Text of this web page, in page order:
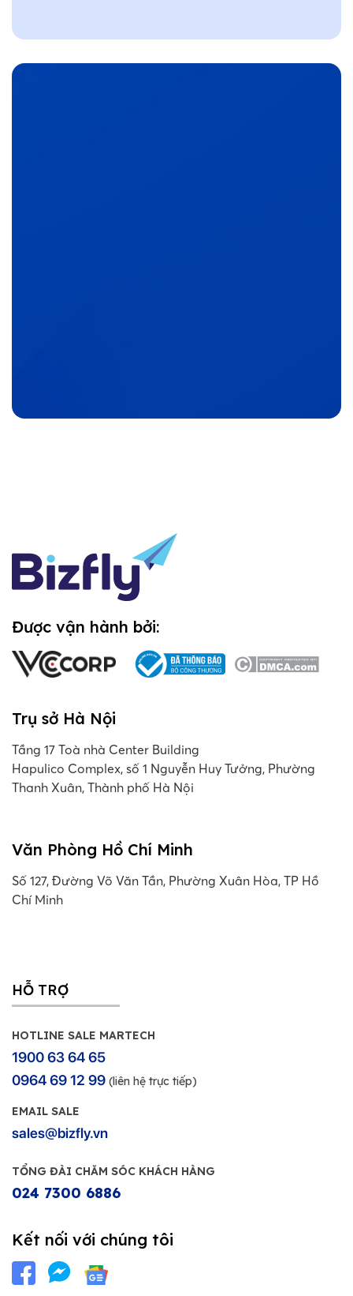
Được vận hành bởi:
Trụ sở Hà Nội
Tầng 17 Toà nhà Center Building
Hapulico Complex, số 1 Nguyễn Huy Tưởng, Phường
Thanh Xuân, Thành phố Hà Nội
Văn Phòng Hồ Chí Minh
Số 127, Đường Võ Văn Tần, Phường Xuân Hòa, TP Hồ
Chí Minh
HỖ TRỢ
HOTLINE SALE MARTECH
1900 63 64 65
0964 69 12 99 (liên hệ trực tiếp)
EMAIL SALE
sales@bizfly.vn
TỔNG ĐÀI CHĂM SÓC KHÁCH HÀNG
024 7300 6886
Kết nối với chúng tôi